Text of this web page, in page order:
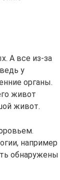
А все из-за
у
органы.
живот
живот.
например
обнаружены